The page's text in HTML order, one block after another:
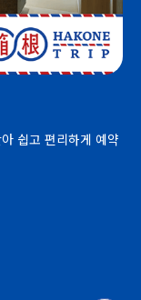
쉽고 편리하게 예약